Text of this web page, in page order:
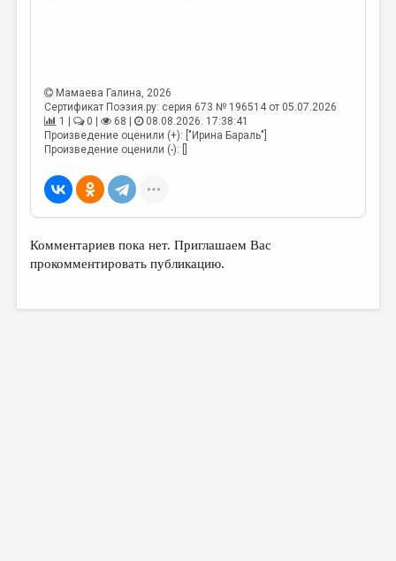
Мамаева Галина, 2026
Сертификат Поэзия.ру: серия 673 № 196514 от 05.07.2026
1 |
0 | 68 |
08.08.2026. 17:38:41
Произведение оценили (+): ["Ирина Бараль"]
Произведение оценили (-): []
Комментариев пока нет. Приглашаем Вас
прокомментировать публикацию.